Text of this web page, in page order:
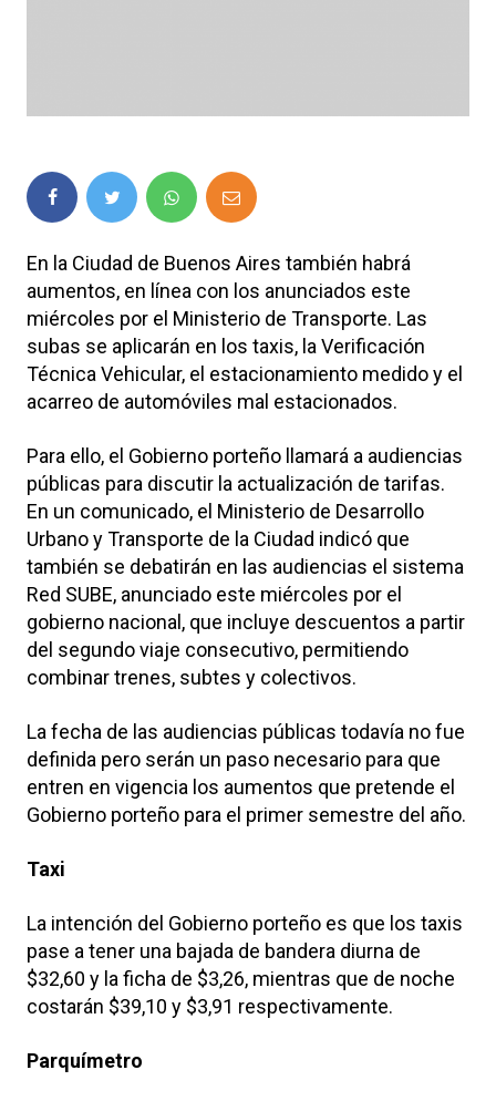
En la Ciudad de Buenos Aires también habrá
aumentos, en línea con los anunciados este
miércoles por el Ministerio de Transporte. Las
subas se aplicarán en los taxis, la Verificación
Técnica Vehicular, el estacionamiento medido y el
acarreo de automóviles mal estacionados.
Para ello, el Gobierno porteño llamará a audiencias
públicas para discutir la actualización de tarifas.
En un comunicado, el Ministerio de Desarrollo
Urbano y Transporte de la Ciudad indicó que
también se debatirán en las audiencias el sistema
Red SUBE, anunciado este miércoles por el
gobierno nacional, que incluye descuentos a partir
del segundo viaje consecutivo, permitiendo
combinar trenes, subtes y colectivos.
La fecha de las audiencias públicas todavía no fue
definida pero serán un paso necesario para que
entren en vigencia los aumentos que pretende el
Gobierno porteño para el primer semestre del año.
Taxi
La intención del Gobierno porteño es que los taxis
pase a tener una bajada de bandera diurna de
$32,60 y la ficha de $3,26, mientras que de noche
costarán $39,10 y $3,91 respectivamente.
Parquímetro